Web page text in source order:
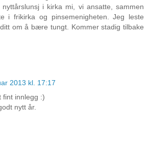
i kirka mi, vi ansatte, sammen
i frikirka og pinsemenigheten. Jeg leste
om å bære tungt. Kommer stadig tilbake
2013 kl. 17:17
fint innlegg :)
nytt år.